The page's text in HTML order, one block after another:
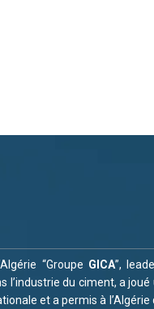
“Groupe GICA”,
l’industrie du ciment, a joué
et a permis à l’Algérie